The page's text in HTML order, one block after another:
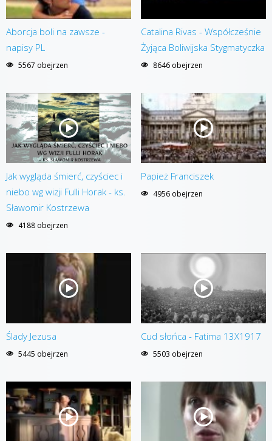
Aborcja boli na zawsze -
napisy PL
5567 obejrzen
Catalina Rivas - Współcześnie
Żyjąca Boliwijska Stygmatyczka
8646 obejrzen
Jak wygląda śmierć, czyściec i
niebo wg wizji Fulli Horak - ks.
Sławomir Kostrzewa
4188 obejrzen
Papież Franciszek
4956 obejrzen
Ślady Jezusa
5445 obejrzen
Cud słońca - Fatima 13X1917
5503 obejrzen